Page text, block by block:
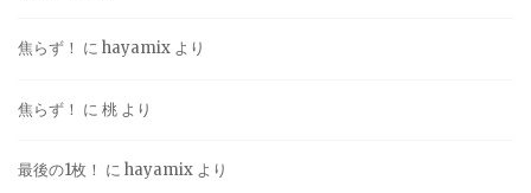
焦らず！ に hayamix より
焦らず！ に 桃 より
最後の1枚！ に hayamix より